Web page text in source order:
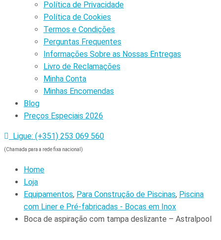
Política de Privacidade
Política de Cookies
Termos e Condições
Perguntas Frequentes
Informações Sobre as Nossas Entregas
Livro de Reclamações
Minha Conta
Minhas Encomendas
Blog
Preços Especiais 2026
Ligue: (+351) 253 069 560
(Chamada para a rede fixa nacional)
Home
Loja
Equipamentos, Para Construção de Piscinas, Piscina
com Liner e Pré-fabricadas - Bocas em Inox
Boca de aspiração com tampa deslizante – Astralpool